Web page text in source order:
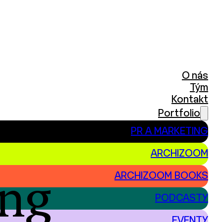
O nás
Tým
Kontakt
Portfolio
PR A MARKETING
ARCHIZOOM
ARCHIZOOM BOOKS
PODCASTY